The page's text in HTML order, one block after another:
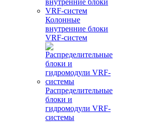
Колонные
внутренние блоки
VRF-систем
Распределительные
блоки и
гидромодули VRF-
системы